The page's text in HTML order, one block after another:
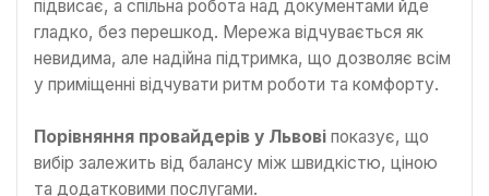
підвисає, а спільна робота над документами йде
гладко, без перешкод. Мережа відчувається як
невидима, але надійна підтримка, що дозволяє всім
у приміщенні відчувати ритм роботи та комфорту.
Порівняння провайдерів у Львові показує, що
вибір залежить від балансу між швидкістю, ціною
та додатковими послугами.